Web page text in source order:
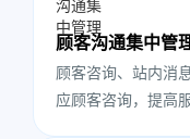
顾客沟通集中管
顾客咨询、站内消
应顾客咨询，提高